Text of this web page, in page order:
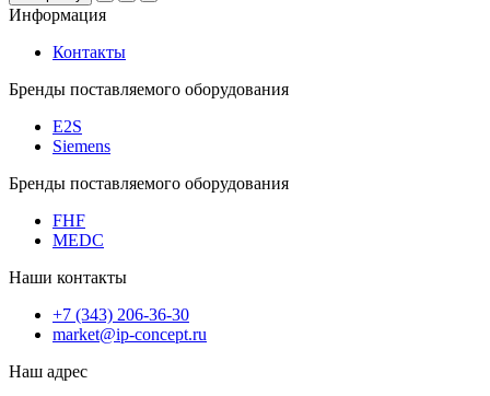
Информация
Контакты
Бренды поставляемого оборудования
E2S
Siemens
Бренды поставляемого оборудования
FHF
MEDC
Наши контакты
+7 (343) 206-36-30
market@ip-concept.ru
Наш адрес